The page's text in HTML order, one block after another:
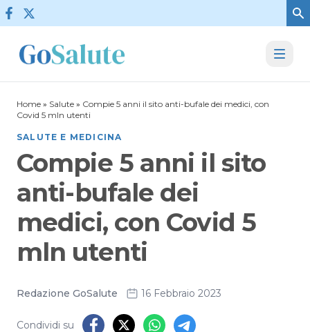
Vai al contenuto
Home » Salute » Compie 5 anni il sito anti-bufale dei medici, con
Covid 5 mln utenti
SALUTE E MEDICINA
Compie 5 anni il sito
anti-bufale dei
medici, con Covid 5
mln utenti
Redazione GoSalute 16 Febbraio 2023
Condividi su